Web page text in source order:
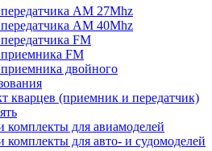
AM 27Mhz
AM 40Mhz
FM
FM
двойного
кварцев (приемник и передатчик)
комплекты для авиамоделей
комплекты для авто- и судомоделей